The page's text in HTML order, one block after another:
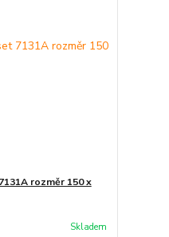
rozměr 150 x
Skladem